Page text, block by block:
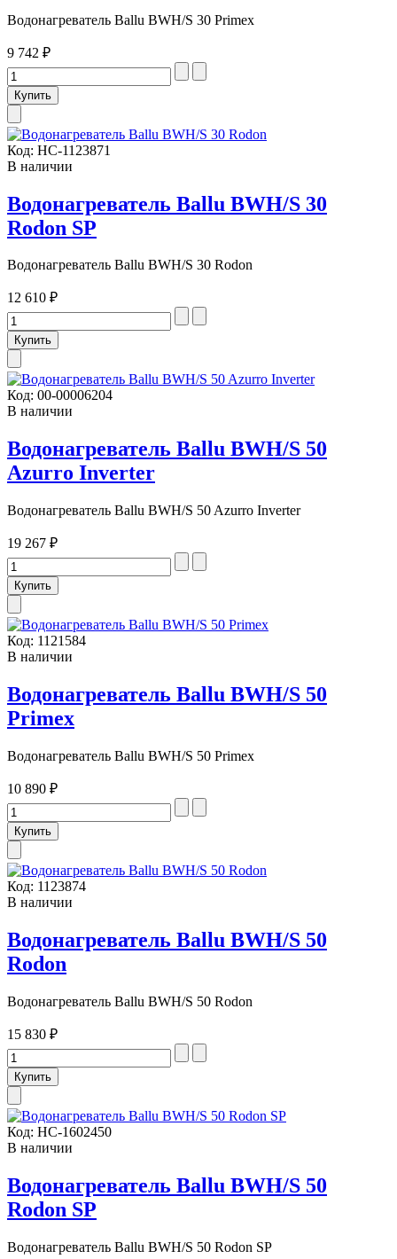
Водонагреватель Ballu BWH/S 30 Primex
9 742 ₽
Код: НС-1123871
В наличии
Водонагреватель Ballu BWH/S 30
Rodon SP
Водонагреватель Ballu BWH/S 30 Rodon
12 610 ₽
Код: 00-00006204
В наличии
Водонагреватель Ballu BWH/S 50
Azurro Inverter
Водонагреватель Ballu BWH/S 50 Azurro Inverter
19 267 ₽
Код: 1121584
В наличии
Водонагреватель Ballu BWH/S 50
Primex
Водонагреватель Ballu BWH/S 50 Primex
10 890 ₽
Код: 1123874
В наличии
Водонагреватель Ballu BWH/S 50
Rodon
Водонагреватель Ballu BWH/S 50 Rodon
15 830 ₽
Код: НС-1602450
В наличии
Водонагреватель Ballu BWH/S 50
Rodon SP
Водонагреватель Ballu BWH/S 50 Rodon SP